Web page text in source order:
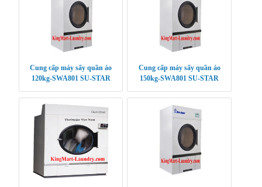
Cung cấp máy sấy quần áo
120kg-SWA801 SU-STAR
Cung cấp máy sấy quần áo
150kg-SWA801 SU-STAR